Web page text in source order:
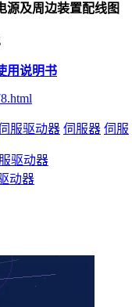
源及周边装置配线图
用说明书
服驱动器 伺服器 伺服
驱动器
动器